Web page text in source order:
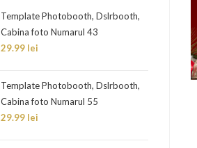
Template Photobooth, Dslrbooth,
Cabina foto Numarul 43
29.99 lei
Template Photobooth, Dslrbooth,
Cabina foto Numarul 55
29.99 lei